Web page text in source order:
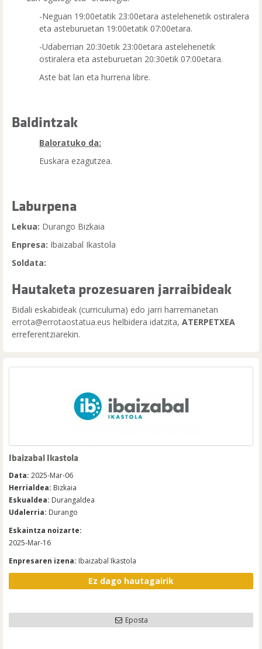
-Neguan 19:00etatik 23:00etara astelehenetik ostiralera
eta asteburuetan 19:00etatik 07:00etara.
-Udaberrian 20:30etik 23:00etara astelehenetik
ostiralera eta asteburuetan 20:30etik 07:00etara.
Aste bat lan eta hurrena libre.
Baldintzak
Baloratuko da:
Euskara ezagutzea.
Laburpena
Lekua: Durango Bizkaia
Enpresa: Ibaizabal Ikastola
Soldata:
Hautaketa prozesuaren jarraibideak
Bidali eskabideak (curriculuma) edo jarri harremanetan
errota@errotaostatua.eus helbidera idatzita, ATERPETXEA
erreferentziarekin.
Ibaizabal Ikastola
Data: 2025-Mar-06
Herrialdea: Bizkaia
Eskualdea: Durangaldea
Udalerria: Durango
Eskaintza noizarte:
2025-Mar-16
Enpresaren izena: Ibaizabal Ikastola
Ez dago hautagairik
Eposta